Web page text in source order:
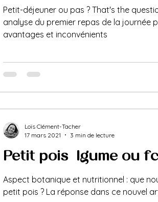
Petit-déjeuner ou pas ? That's the
analyse du premier repas de la journée
avantages et inconvénients
Petit pois : légume ou
Aspect botanique et nutritionnel : que
petit pois ? La réponse dans ce nouvel
Loïs Clément-Tacher
17 mars 2021
3 min de lecture